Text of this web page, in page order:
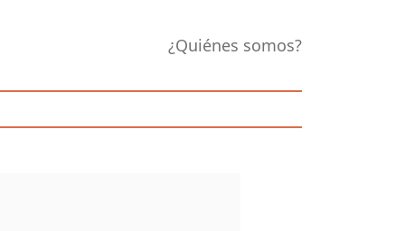
¿Quiénes somos?